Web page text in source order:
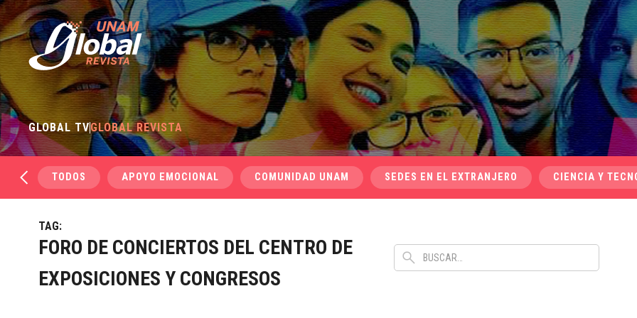
GLOBAL TVGLOBAL REVISTA
TODOS APOYO EMOCIONAL COMUNIDAD UNAM SEDES EN EL EXTRANJERO CIENCIA Y
TAG:
FORO DE CONCIERTOS DEL CENTRO DE
EXPOSICIONES Y CONGRESOS